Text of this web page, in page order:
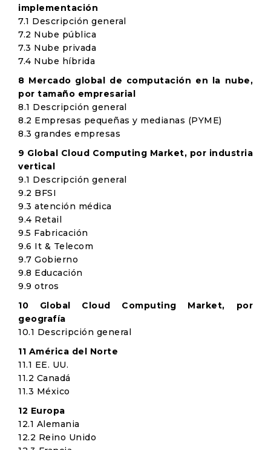
implementación
7.1 Descripción general
7.2 Nube pública
7.3 Nube privada
7.4 Nube híbrida
8 Mercado global de computación en la nube,
por tamaño empresarial
8.1 Descripción general
8.2 Empresas pequeñas y medianas (PYME)
8.3 grandes empresas
9 Global Cloud Computing Market, por industria
vertical
9.1 Descripción general
9.2 BFSI
9.3 atención médica
9.4 Retail
9.5 Fabricación
9.6 It & Telecom
9.7 Gobierno
9.8 Educación
9.9 otros
10 Global Cloud Computing Market, por
geografía
10.1 Descripción general
11 América del Norte
11.1 EE. UU.
11.2 Canadá
11.3 México
12 Europa
12.1 Alemania
12.2 Reino Unido